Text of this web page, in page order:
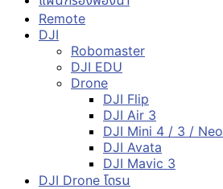
Remote
DJI
Robomaster
DJI EDU
Drone
DJI Flip
DJI Air 3
DJI Mini 4 / 3 / Neo
DJI Avata
DJI Mavic 3
DJI Drone โดรน